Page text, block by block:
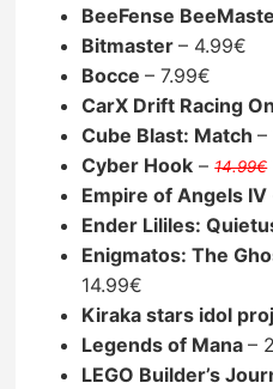
BeeFense
Bitmaster– 4.99€
Bocce– 7.99€
CarX Drift Racing
Cube Blast: Match–
Cyber Hook –14.99€
Empire of Angels IV
Ender Lililes:
Enigmatos: The
14.99€
Kiraka stars idol
Legends of Mana–
LEGO Builder’s